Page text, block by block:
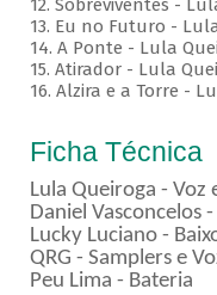
12. Sobreviventes -
13. Eu no Futuro -
14. A Ponte - Lula
15. Atirador - Lula
16. Alzira e a Torre -
Ficha Técnica
Lula Queiroga - Voz
Daniel Vasconcelos
Lucky Luciano -
QRG - Samplers e
Peu Lima - Bateria